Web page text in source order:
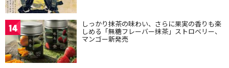
14 しっかり抹茶の味わい、さらに果実の香りも楽
しめる「無糖フレーバー抹茶」ストロベリー、
マンゴー新発売